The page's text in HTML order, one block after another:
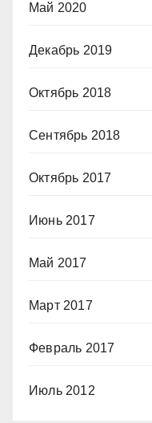
Май 2020
Декабрь 2019
Октябрь 2018
Сентябрь 2018
Октябрь 2017
Июнь 2017
Май 2017
Март 2017
Февраль 2017
Июль 2012